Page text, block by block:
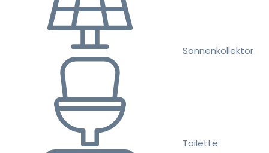
Sonnenkollektor
Toilette